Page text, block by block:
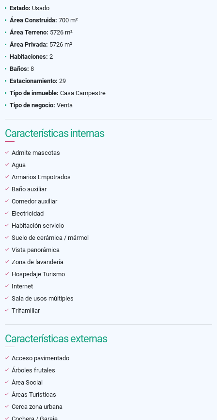
Estado: Usado
Área Construida: 700 m²
Área Terreno: 5726 m²
Área Privada: 5726 m²
Habitaciones: 2
Baños: 8
Estacionamiento: 29
Tipo de inmueble: Casa Campestre
Tipo de negocio: Venta
Características internas
Admite mascotas
Agua
Armarios Empotrados
Baño auxiliar
Comedor auxiliar
Electricidad
Habitación servicio
Suelo de cerámica / mármol
Vista panorámica
Zona de lavandería
Hospedaje Turismo
Internet
Sala de usos múltiples
Trifamiliar
Características externas
Acceso pavimentado
Árboles frutales
Área Social
Áreas Turísticas
Cerca zona urbana